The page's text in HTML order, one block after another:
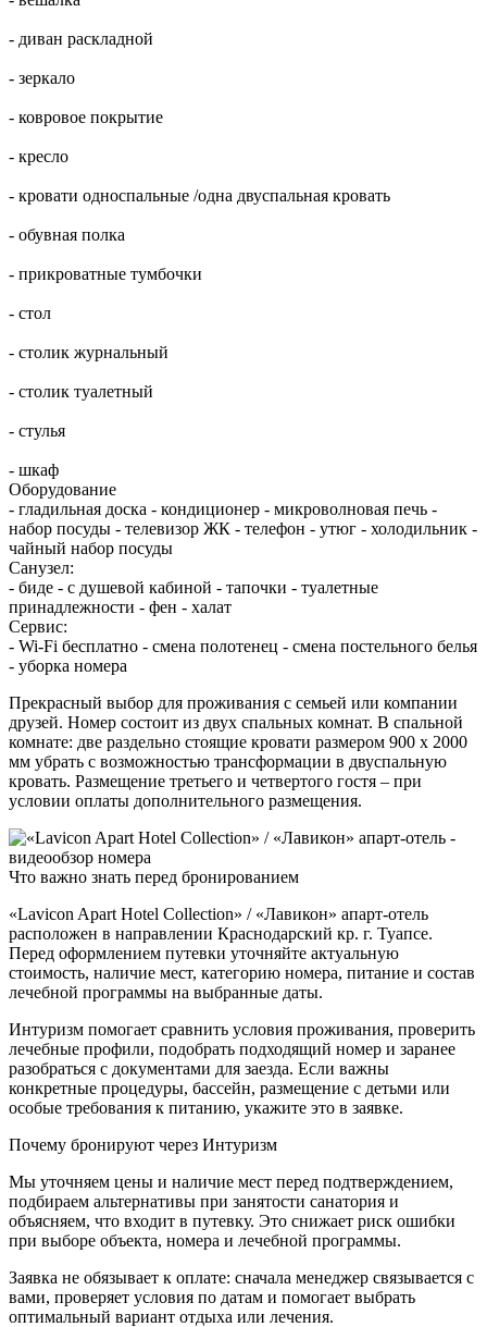
- диван раскладной
- зеркало
- ковровое покрытие
- кресло
- кровати односпальные /одна двуспальная кровать
- обувная полка
- прикроватные тумбочки
- стол
- столик журнальный
- столик туалетный
- стулья
- шкаф
Оборудование
- гладильная доска - кондиционер - микроволновая печь -
набор посуды - телевизор ЖК - телефон - утюг - холодильник -
чайный набор посуды
Санузел:
- биде - с душевой кабиной - тапочки - туалетные
принадлежности - фен - халат
Сервис:
- Wi-Fi бесплатно - смена полотенец - смена постельного белья
- уборка номера
Прекрасный выбор для проживания с семьей или компании
друзей. Номер состоит из двух спальных комнат. В спальной
комнате: две раздельно стоящие кровати размером 900 х 2000
мм убрать с возможностью трансформации в двуспальную
кровать. Размещение третьего и четвертого гостя – при
условии оплаты дополнительного размещения.
Что важно знать перед бронированием
«Lavicon Apart Hotel Collection» / «Лавикон» апарт-отель
расположен в направлении Краснодарский кр. г. Туапсе.
Перед оформлением путевки уточняйте актуальную
стоимость, наличие мест, категорию номера, питание и состав
лечебной программы на выбранные даты.
Интуризм помогает сравнить условия проживания, проверить
лечебные профили, подобрать подходящий номер и заранее
разобраться с документами для заезда. Если важны
конкретные процедуры, бассейн, размещение с детьми или
особые требования к питанию, укажите это в заявке.
Почему бронируют через Интуризм
Мы уточняем цены и наличие мест перед подтверждением,
подбираем альтернативы при занятости санатория и
объясняем, что входит в путевку. Это снижает риск ошибки
при выборе объекта, номера и лечебной программы.
Заявка не обязывает к оплате: сначала менеджер связывается с
вами, проверяет условия по датам и помогает выбрать
оптимальный вариант отдыха или лечения.